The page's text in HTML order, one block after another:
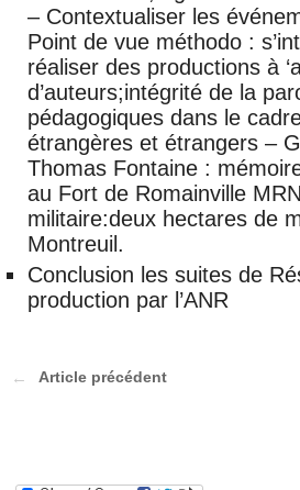
– Contextualiser les
Point de vue méthodo :
réaliser des productions à
d’auteurs;intégrité de la
pédagogiques dans le
étrangères et étrangers –
Thomas Fontaine :
au Fort de Romainville
militaire:deux hectares de
Montreuil.
Conclusion les suites de
production par l’ANR
Article précédent